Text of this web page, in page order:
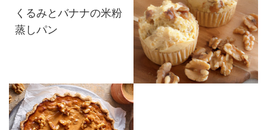
くるみとバナナの米粉
蒸しパン